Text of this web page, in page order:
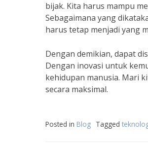
bijak. Kita harus mampu
Sebagaimana yang
harus tetap menjadi yang
Dengan demikian, dapat
Dengan inovasi untuk
kehidupan manusia. Mari
secara maksimal.
Posted in Blog Tagged